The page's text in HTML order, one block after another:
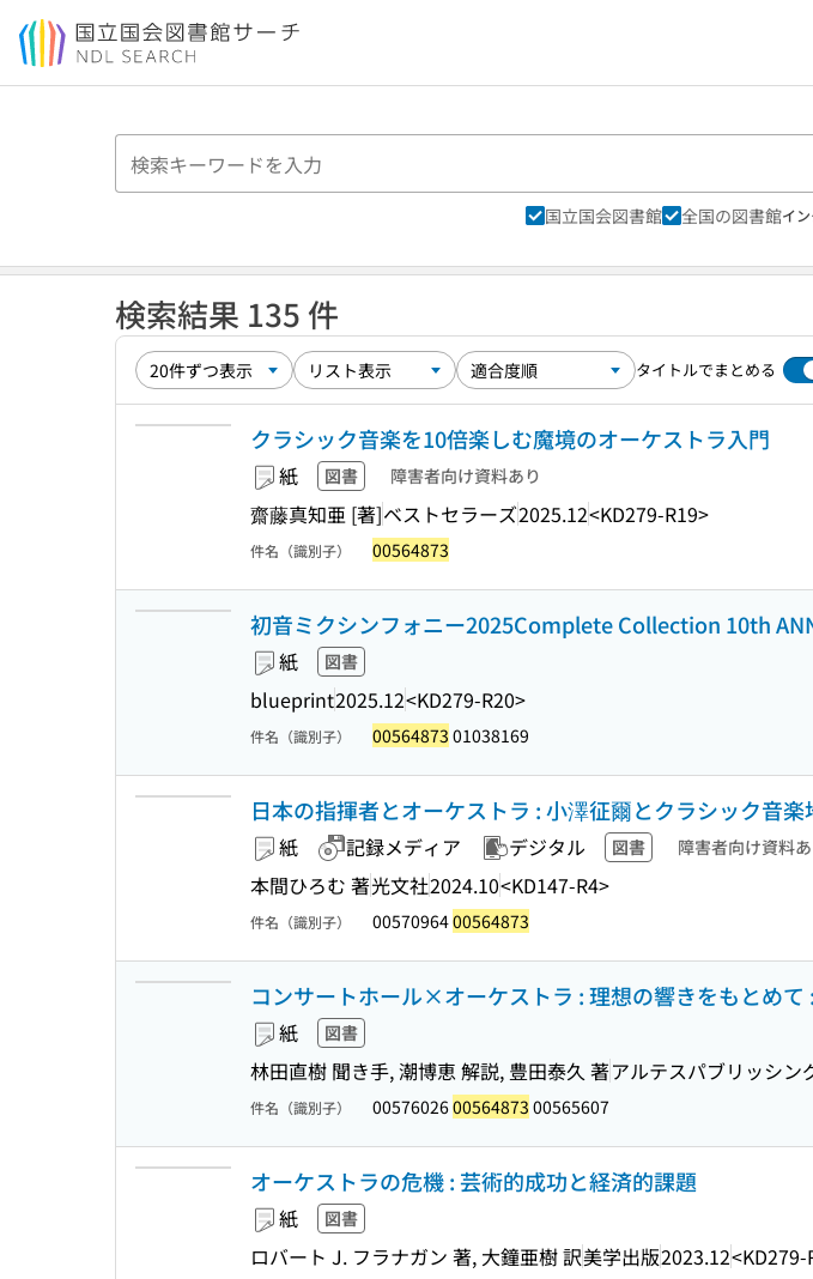
本文へ移動
国立国会図書館 全国の図書館イ
検索結果 135 件
タイトルでまとめる
クラシック音楽を10倍楽しむ魔境のオーケストラ入門
紙 図書 障害者向け資料あり
齋藤真知亜 [著]ベストセラーズ2025.12<KD279-R19>
件名（識別子） 00564873
初音ミクシンフォニー2025Complete Collection 10th
紙 図書
blueprint2025.12<KD279-R20>
件名（識別子） 00564873 01038169
日本の指揮者とオーケストラ : 小澤征爾とクラシック音
紙 記録メディア デジタル 図書 障害者向け資料
本間ひろむ 著光文社2024.10<KD147-R4>
件名（識別子） 0057096400564873
コンサートホール×オーケストラ : 理想の響きをもとめ
紙 図書
林田直樹 聞き手, 潮博恵 解説, 豊田泰久 著アルテスパブリッシン
件名（識別子） 0057602600564873 00565607
オーケストラの危機 : 芸術的成功と経済的課題
紙 図書
ロバート J. フラナガン 著, 大鐘亜樹 訳美学出版2023.12<KD279-